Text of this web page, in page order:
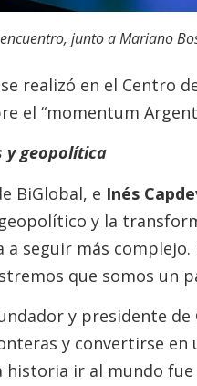
junto a Mariano
realizó en el Centro
el “momentum
y geopolítica
BiGlobal, e Inés
y la
a seguir más
que somos un
y presidente de
y convertirse
historia ir al mundo